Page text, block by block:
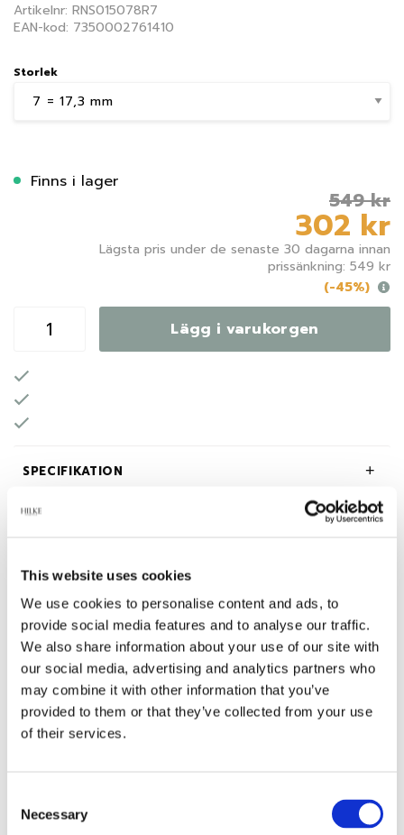
This website uses cookies
We use cookies to personalise content and ads, to
provide social media features and to analyse our traffic.
We also share information about your use of our site with
our social media, advertising and analytics partners who
may combine it with other information that you’ve
provided to them or that they’ve collected from your use
of their services.
Selection
Necessary
Artikelnr: RNS015078R7
EAN-kod: 7350002761410
Storlek
Finns i lager
549 kr
302 kr
Lägsta pris under de senaste 30 dagarna innan
prissänkning: 549 kr
(-45%)
Lägg i varukorgen
SPECIFIKATION
OM HILKE COLLECTION
Relaterade produkter